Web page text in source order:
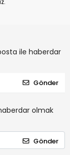
ile haberdar
Gönder
olmak
Gönder